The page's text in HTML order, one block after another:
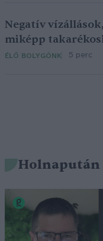
Negatív
miképp
ÉLŐ BOLYGÓNK 5 perc
Holnapután